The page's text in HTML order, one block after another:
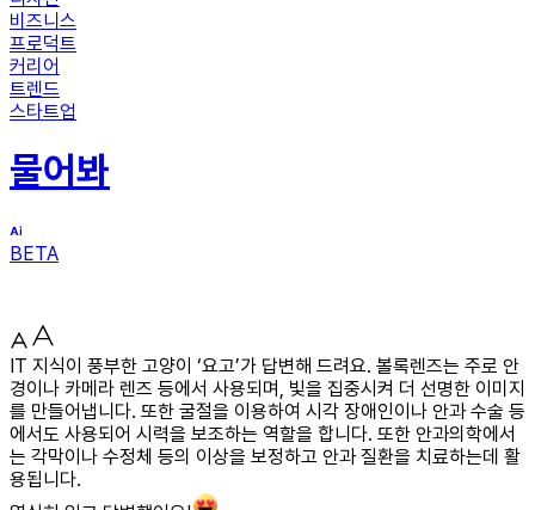
비즈니스
프로덕트
커리어
트렌드
스타트업
물어봐
BETA
IT 지식이 풍부한 고양이 ‘요고’가 답변해 드려요. 볼록렌즈는 주로 안
경이나 카메라 렌즈 등에서 사용되며, 빛을 집중시켜 더 선명한 이미지
를 만들어냅니다. 또한 굴절을 이용하여 시각 장애인이나 안과 수술 등
에서도 사용되어 시력을 보조하는 역할을 합니다. 또한 안과의학에서
는 각막이나 수정체 등의 이상을 보정하고 안과 질환을 치료하는데 활
용됩니다.